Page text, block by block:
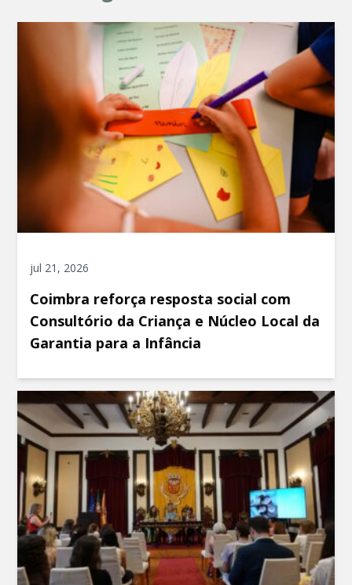
jul 21, 2026
Coimbra reforça resposta social com
Consultório da Criança e Núcleo Local da
Garantia para a Infância